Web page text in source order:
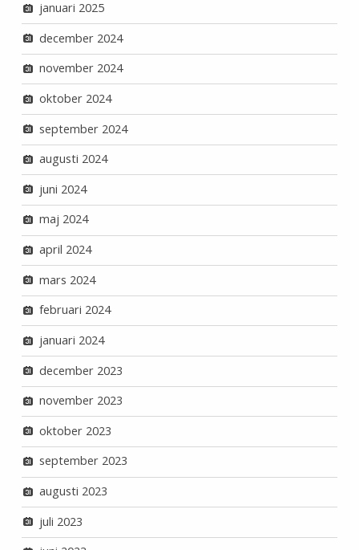
januari 2025
december 2024
november 2024
oktober 2024
september 2024
augusti 2024
juni 2024
maj 2024
april 2024
mars 2024
februari 2024
januari 2024
december 2023
november 2023
oktober 2023
september 2023
augusti 2023
juli 2023